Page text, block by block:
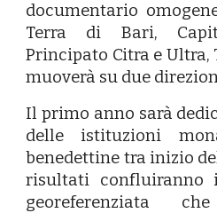
documentario
Terra di Bari,
Principato Citra e Ultra,
muoverà su due
Il primo anno sarà
delle istituzioni
benedettine tra inizio
risultati confluiranno
georeferenziata